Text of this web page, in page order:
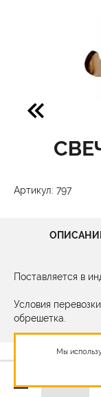
Артикул: 797
Поставляется в
Условия
обрешетка.
Мы